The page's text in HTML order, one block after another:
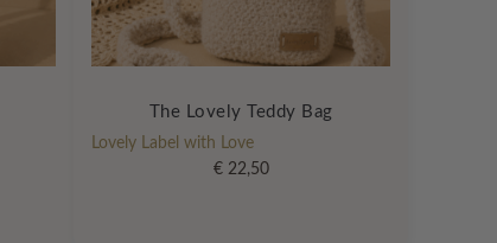
The Lovely Teddy Bag
Lovely Label with Love
€22,50